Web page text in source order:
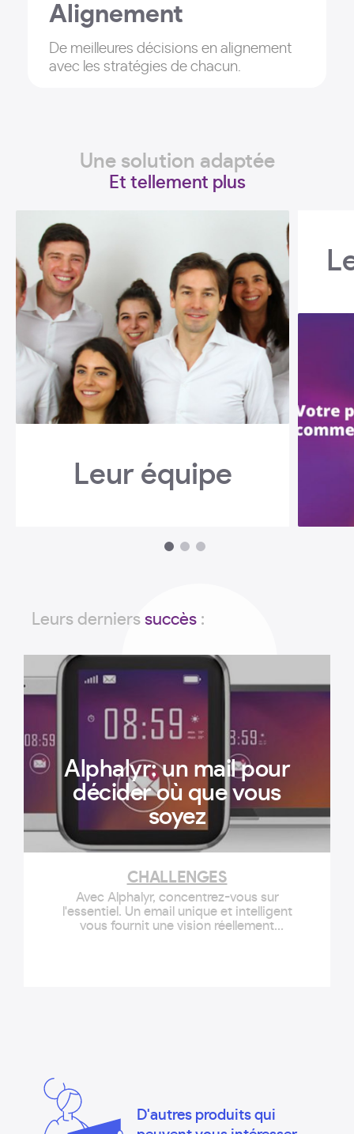
Alignement
De meilleures décisions en alignement
avec les stratégies de chacun.
Une solution adaptée
Et tellement plus
Leur équipe
1 2 3
Leurs derniers succès :
Alphalyr: un mail pour
décider où que vous
soyez
CHALLENGES
Avec Alphalyr, concentrez-vous sur
l'essentiel. Un email unique et intelligent
vous fournit une vision réellement
D'autres produits qui